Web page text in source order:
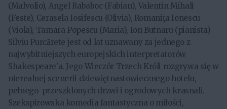
(Malvolio), Angel Rababoc (Fabian), Valentin Mihali
(Feste), Cerasela Iosifescu (Olivia), Romaniţa Ionescu
(Viola), Tamara Popescu (Maria), Ion Butnaru (pianista)
Silviu Purcărete jest od lat uznawany za jednego z
najwybitniejszych europejskich interpretatorów
Shakespeare'a. Jego Wieczór Trzech Króli rozgrywa się w
nierealnej scenerii dziewiętnastowiecznego hotelu,
pełnego przeszklonych drzwi i ogrodowych krasnali.
Szekspirowska komedia fantastyczna o miłości,